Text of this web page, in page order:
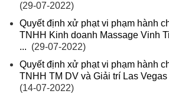
(29-07-2022)
Quyết định xử phạt vi phạm hành
TNHH Kinh doanh Massage Vinh
... (29-07-2022)
Quyết định xử phạt vi phạm hành
TNHH TM DV và Giải trí Las
(14-07-2022)